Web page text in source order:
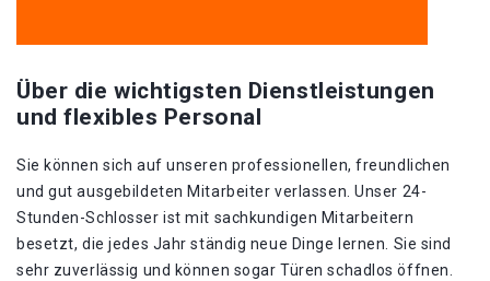
Über die wichtigsten Dienstleistungen
und flexibles Personal
Sie können sich auf unseren professionellen, freundlichen
und gut ausgebildeten Mitarbeiter verlassen. Unser 24-
Stunden-Schlosser ist mit sachkundigen Mitarbeitern
besetzt, die jedes Jahr ständig neue Dinge lernen. Sie sind
sehr zuverlässig und können sogar Türen schadlos öffnen.